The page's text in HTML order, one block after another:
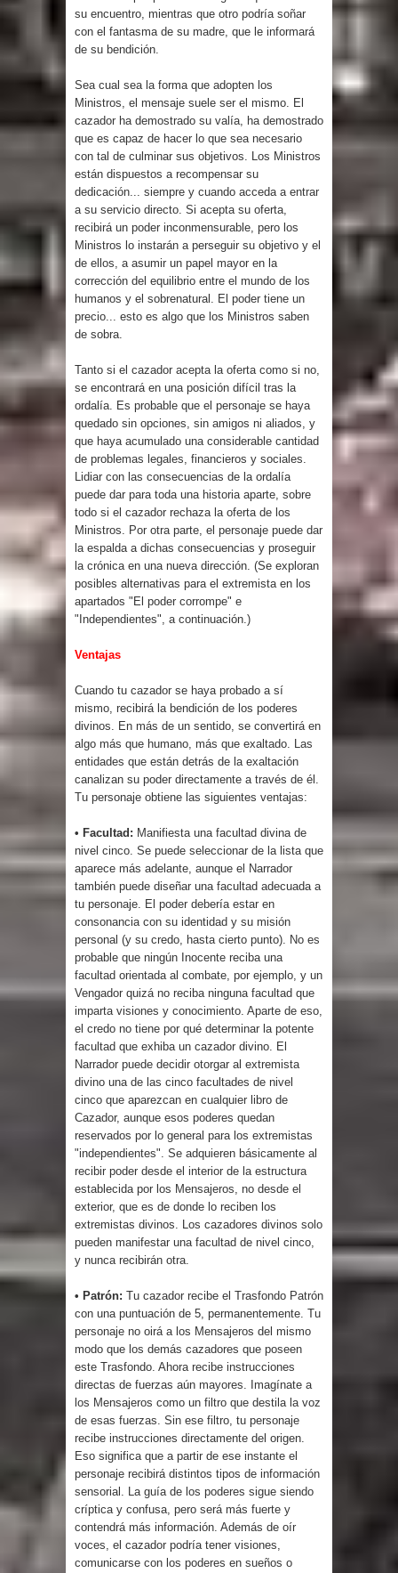
su encuentro, mientras que otro podría soñar
con el fantasma de su madre, que le informará
de su bendición.
Sea cual sea la forma que adopten los
Ministros, el mensaje suele ser el mismo. El
cazador ha demostrado su valía, ha demostrado
que es capaz de hacer lo que sea necesario
con tal de culminar sus objetivos. Los Ministros
están dispuestos a recompensar su
dedicación... siempre y cuando acceda a entrar
a su servicio directo. Si acepta su oferta,
recibirá un poder inconmensurable, pero los
Ministros lo instarán a perseguir su objetivo y el
de ellos, a asumir un papel mayor en la
corrección del equilibrio entre el mundo de los
humanos y el sobrenatural. El poder tiene un
precio... esto es algo que los Ministros saben
de sobra.
Tanto si el cazador acepta la oferta como si no,
se encontrará en una posición difícil tras la
ordalía. Es probable que el personaje se haya
quedado sin opciones, sin amigos ni aliados, y
que haya acumulado una considerable cantidad
de problemas legales, financieros y sociales.
Lidiar con las consecuencias de la ordalía
puede dar para toda una historia aparte, sobre
todo si el cazador rechaza la oferta de los
Ministros. Por otra parte, el personaje puede dar
la espalda a dichas consecuencias y proseguir
la crónica en una nueva dirección. (Se exploran
posibles alternativas para el extremista en los
apartados "El poder corrompe" e
"Independientes", a continuación.)
Ventajas
Cuando tu cazador se haya probado a sí
mismo, recibirá la bendición de los poderes
divinos. En más de un sentido, se convertirá en
algo más que humano, más que exaltado. Las
entidades que están detrás de la exaltación
canalizan su poder directamente a través de él.
Tu personaje obtiene las siguientes ventajas:
• Facultad: Manifiesta una facultad divina de
nivel cinco. Se puede seleccionar de la lista que
aparece más adelante, aunque el Narrador
también puede diseñar una facultad adecuada a
tu personaje. El poder debería estar en
consonancia con su identidad y su misión
personal (y su credo, hasta cierto punto). No es
probable que ningún Inocente reciba una
facultad orientada al combate, por ejemplo, y un
Vengador quizá no reciba ninguna facultad que
imparta visiones y conocimiento. Aparte de eso,
el credo no tiene por qué determinar la potente
facultad que exhiba un cazador divino. El
Narrador puede decidir otorgar al extremista
divino una de las cinco facultades de nivel
cinco que aparezcan en cualquier libro de
Cazador, aunque esos poderes quedan
reservados por lo general para los extremistas
"independientes". Se adquieren básicamente al
recibir poder desde el interior de la estructura
establecida por los Mensajeros, no desde el
exterior, que es de donde lo reciben los
extremistas divinos. Los cazadores divinos solo
pueden manifestar una facultad de nivel cinco,
y nunca recibirán otra.
• Patrón: Tu cazador recibe el Trasfondo Patrón
con una puntuación de 5, permanentemente. Tu
personaje no oirá a los Mensajeros del mismo
modo que los demás cazadores que poseen
este Trasfondo. Ahora recibe instrucciones
directas de fuerzas aún mayores. Imagínate a
los Mensajeros como un filtro que destila la voz
de esas fuerzas. Sin ese filtro, tu personaje
recibe instrucciones directamente del origen.
Eso significa que a partir de ese instante el
personaje recibirá distintos tipos de información
sensorial. La guía de los poderes sigue siendo
críptica y confusa, pero será más fuerte y
contendrá más información. Además de oír
voces, el cazador podría tener visiones,
comunicarse con los poderes en sueños o